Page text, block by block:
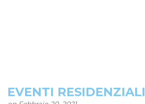
EVENTI RESIDENZIALI